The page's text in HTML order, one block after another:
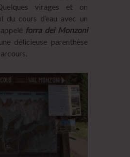
virages et on
du cours d’eau avec un
forra dei Monzoni
délicieuse parenthèse